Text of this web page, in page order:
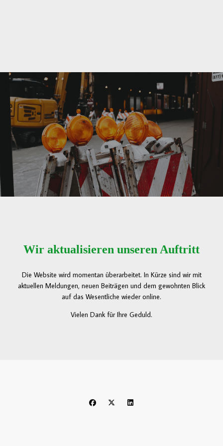
Wir aktualisieren unseren Auftritt
Die Website wird momentan überarbeitet. In Kürze sind wir mit
aktuellen Meldungen, neuen Beiträgen und dem gewohnten Blick
auf das Wesentliche wieder online.
Vielen Dank für Ihre Geduld.